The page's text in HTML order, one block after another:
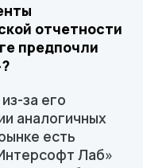
отчетности
предпочли
за его
аналогичных
есть
Лаб»